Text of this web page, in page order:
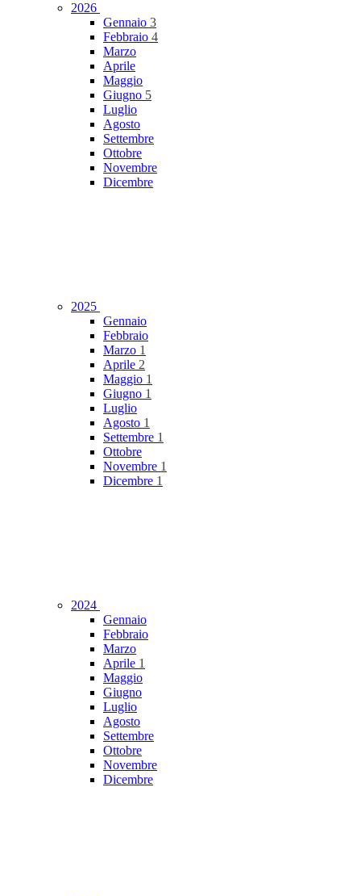
2026
Gennaio 3
Febbraio 4
Marzo
Aprile
Maggio
Giugno 5
Luglio
Agosto
Settembre
Ottobre
Novembre
Dicembre
2025
Gennaio
Febbraio
Marzo 1
Aprile 2
Maggio 1
Giugno 1
Luglio
Agosto 1
Settembre 1
Ottobre
Novembre 1
Dicembre 1
2024
Gennaio
Febbraio
Marzo
Aprile 1
Maggio
Giugno
Luglio
Agosto
Settembre
Ottobre
Novembre
Dicembre